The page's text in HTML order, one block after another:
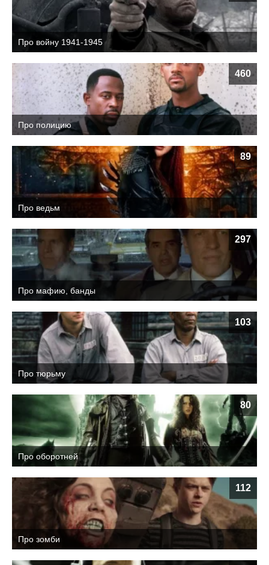
Про войну 1941-1945
460
Про полицию
89
Про ведьм
297
Про мафию, банды
103
Про тюрьму
80
Про оборотней
112
Про зомби